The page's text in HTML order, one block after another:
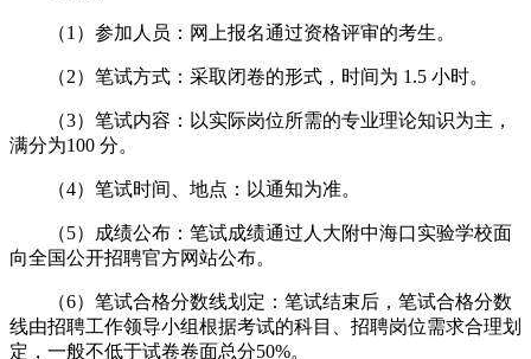
（1）参加人员：网上报名通过资格评审的考生。
（2）笔试方式：采取闭卷的形式，时间为 1.5 小时。
（3）笔试内容：以实际岗位所需的专业理论知识为主，
满分为100 分。
（4）笔试时间、地点：以通知为准。
（5）成绩公布：笔试成绩通过人大附中海口实验学校面
向全国公开招聘官方网站公布。
（6）笔试合格分数线划定：笔试结束后，笔试合格分数
线由招聘工作领导小组根据考试的科目、招聘岗位需求合理划
定，一般不低于试卷卷面总分50%。